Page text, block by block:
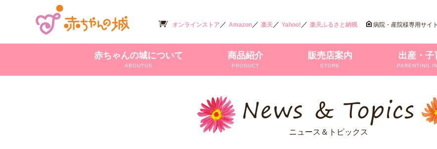
オンラインストア／ Amazon／ 楽天／ Yahoo! ／ 楽天ふるさと納税 病院・産院様専用サイト
赤ちゃんの城について
ABOUTUS
商品紹介
PRODUCT
販売店案内
STORE
出産・子
PARENTING
ニュース＆トピックス